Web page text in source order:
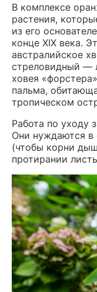
В комплексе
растения,
из его
конце XIX века.
австралийское
стреловидный —
ховея «форстера»
пальма,
тропическом
Работа по уходу
Они нуждаются в
(чтобы корни
протирании